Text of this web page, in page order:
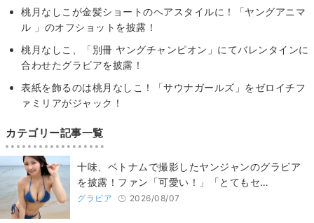
桃月なしこが金髪ショートのヘアスタイルに！「ヤングアニマ
ル 」のオフショットを披露！
桃月なしこ、「別冊 ヤングチャンピオン」にてバレンタインに
合わせたグラビアを披露！
表紙を飾るのは桃月なしこ！「サウナガールズ」をゼロイチフ
ァミリアがジャック！
カテゴリー記事一覧
十味、ベトナムで撮影したヤンジャンのグラビア
を披露！ファン「可愛い！」「とてもセ…
グラビア 2026/08/07